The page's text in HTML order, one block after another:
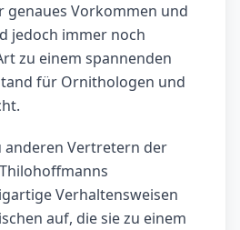
genaues Vorkommen und
jedoch immer noch
zu einem spannenden
für Ornithologen und
anderen Vertretern der
Verhaltensweisen
auf, die sie zu einem